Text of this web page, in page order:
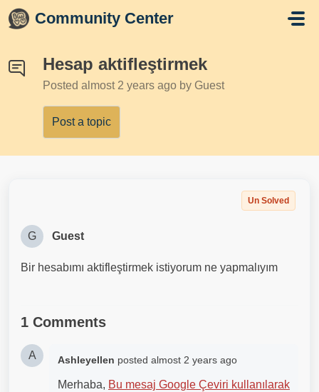
Skip to main content
Community Center
Hesap aktifleştirmek
Posted almost 2 years ago by Guest
Post a topic
Un Solved
G Guest
Bir hesabımı aktifleştirmek istiyorum ne yapmalıyım
1 Comments
A Ashleyellen posted almost 2 years ago
Merhaba, Bu mesaj Google Çeviri kullanılarak